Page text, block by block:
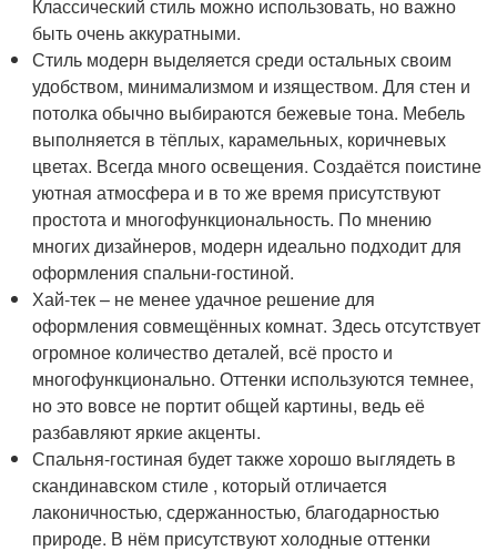
Классический стиль можно использовать, но важно
быть очень аккуратными.
Стиль модерн выделяется среди остальных своим
удобством, минимализмом и изяществом. Для стен и
потолка обычно выбираются бежевые тона. Мебель
выполняется в тёплых, карамельных, коричневых
цветах. Всегда много освещения. Создаётся поистине
уютная атмосфера и в то же время присутствуют
простота и многофункциональность. По мнению
многих дизайнеров, модерн идеально подходит для
оформления спальни-гостиной.
Хай-тек – не менее удачное решение для
оформления совмещённых комнат. Здесь отсутствует
огромное количество деталей, всё просто и
многофункционально. Оттенки используются темнее,
но это вовсе не портит общей картины, ведь её
разбавляют яркие акценты.
Спальня-гостиная будет также хорошо выглядеть в
скандинавском стиле , который отличается
лаконичностью, сдержанностью, благодарностью
природе. В нём присутствуют холодные оттенки